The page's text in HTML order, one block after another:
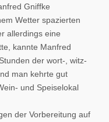
Gniffke
Wetter spazierten
allerdings eine
kannte Manfred
der wort-, witz-
man kehrte gut
und Speiselokal
der Vorbereitung auf